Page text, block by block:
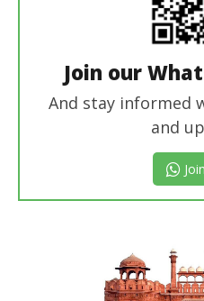
Join our
And stay informed
and